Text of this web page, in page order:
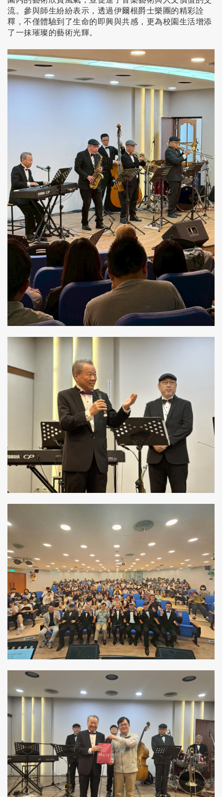
流。參與師生紛紛表示，透過伊爾根爵士樂團的精彩詮
釋，不僅體驗到了生命的即興與共感，更為校園生活增添
了一抹璀璨的藝術光輝。